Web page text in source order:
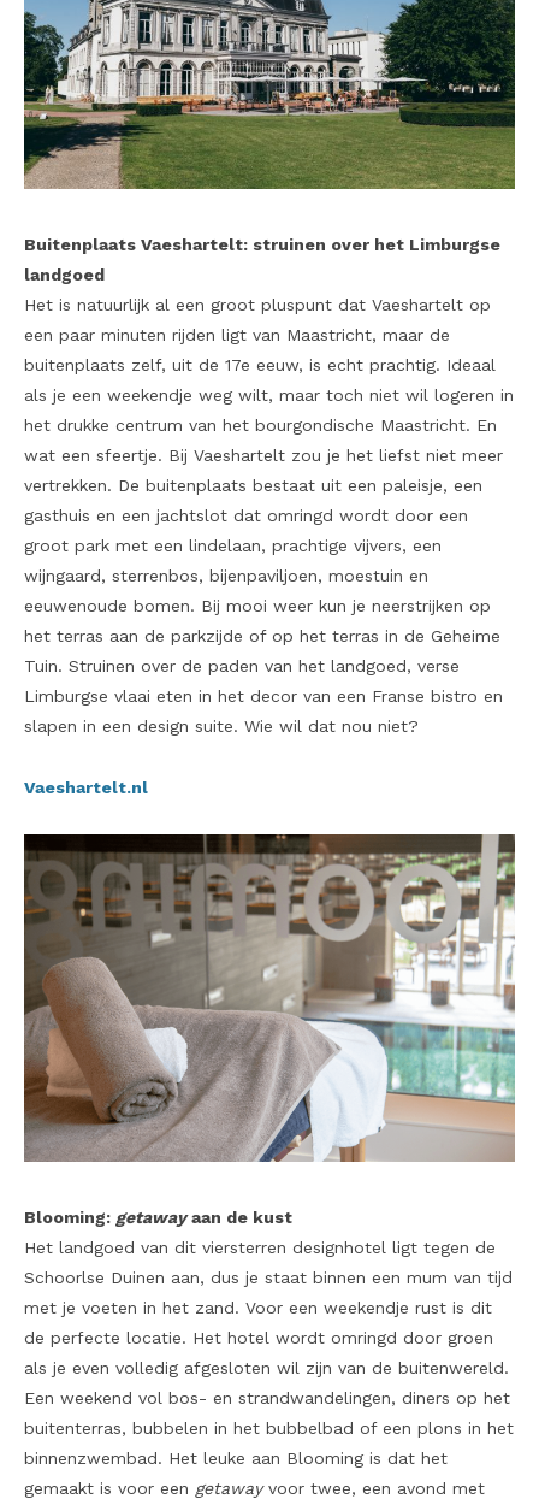
Buitenplaats Vaeshartelt: struinen over het Limburgse
landgoed
Het is natuurlijk al een groot pluspunt dat Vaeshartelt op
een paar minuten rijden ligt van Maastricht, maar de
buitenplaats zelf, uit de 17e eeuw, is echt prachtig. Ideaal
als je een weekendje weg wilt, maar toch niet wil logeren in
het drukke centrum van het bourgondische Maastricht. En
wat een sfeertje. Bij Vaeshartelt zou je het liefst niet meer
vertrekken. De buitenplaats bestaat uit een paleisje, een
gasthuis en een jachtslot dat omringd wordt door een
groot park met een lindelaan, prachtige vijvers, een
wijngaard, sterrenbos, bijenpaviljoen, moestuin en
eeuwenoude bomen. Bij mooi weer kun je neerstrijken op
het terras aan de parkzijde of op het terras in de Geheime
Tuin. Struinen over de paden van het landgoed, verse
Limburgse vlaai eten in het decor van een Franse bistro en
slapen in een design suite. Wie wil dat nou niet?
Vaeshartelt.nl
Blooming: getawayaan de kust
Het landgoed van dit viersterren designhotel ligt tegen de
Schoorlse Duinen aan, dus je staat binnen een mum van tijd
met je voeten in het zand. Voor een weekendje rust is dit
de perfecte locatie. Het hotel wordt omringd door groen
als je even volledig afgesloten wil zijn van de buitenwereld.
Een weekend vol bos- en strandwandelingen, diners op het
buitenterras, bubbelen in het bubbelbad of een plons in het
binnenzwembad. Het leuke aan Blooming is dat het
gemaakt is voor een getawayvoor twee, een avond met